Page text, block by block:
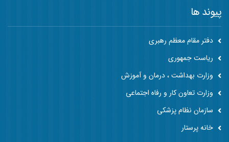
پیوند ها
دفتر مقام معظم رهبری
ریاست جمهوری
وزارت بهداشت ، درمان و آموزش
وزارت تعاون کار و رفاه اجتماعی
سازمان نظام پزشکی
خانه پرستار